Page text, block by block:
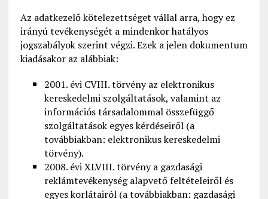
Az adatkezelő kötelezettséget vállal arra, hogy ez
irányú tevékenységét a mindenkor hatályos
jogszabályok szerint végzi. Ezek a jelen dokumentum
kiadásakor az alábbiak:
2001. évi CVIII. törvény az elektronikus
kereskedelmi szolgáltatások, valamint az
információs társadalommal összefüggő
szolgáltatások egyes kérdéseiről (a
továbbiakban: elektronikus kereskedelmi
törvény).
2008. évi XLVIII. törvény a gazdasági
reklámtevékenység alapvető feltételeiről és
egyes korlátairól (a továbbiakban: gazdasági